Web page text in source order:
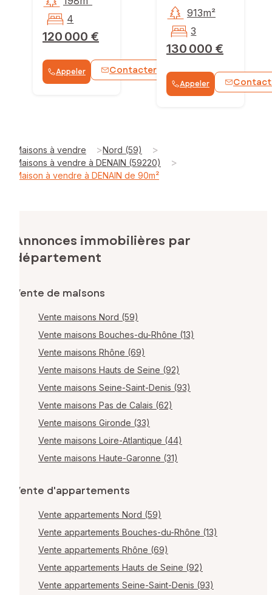
120 000 €
4
Appeler Contacter WhatsApp
130 000 €
913m²
3
Appeler
Maisons à vendre >Nord (59) >
Maisons à vendre à DENAIN (59220) >
Maison à vendre à DENAIN de 90m²
Annonces immobilières par
département
Vente de maisons
Vente maisons Nord (59)
Vente maisons Bouches-du-Rhône (13)
Vente maisons Rhône (69)
Vente maisons Hauts de Seine (92)
Vente maisons Seine-Saint-Denis (93)
Vente maisons Pas de Calais (62)
Vente maisons Gironde (33)
Vente maisons Loire-Atlantique (44)
Vente maisons Haute-Garonne (31)
Vente d'appartements
Vente appartements Nord (59)
Vente appartements Bouches-du-Rhône (13)
Vente appartements Rhône (69)
Vente appartements Hauts de Seine (92)
Vente appartements Seine-Saint-Denis (93)